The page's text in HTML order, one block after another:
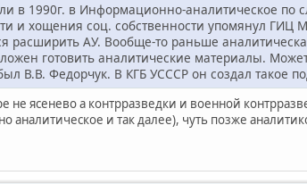
в 1990г. в Информационно-аналитическое по
и хощения соц. собственности упомянул ГИЦ
расширить АУ. Вообще-то раньше
готовить аналитические материалы.
В.В. Федорчук. В КГБ УСССР он создал такое
не ясенево а контрразведки и военной
и так далее), чуть позже